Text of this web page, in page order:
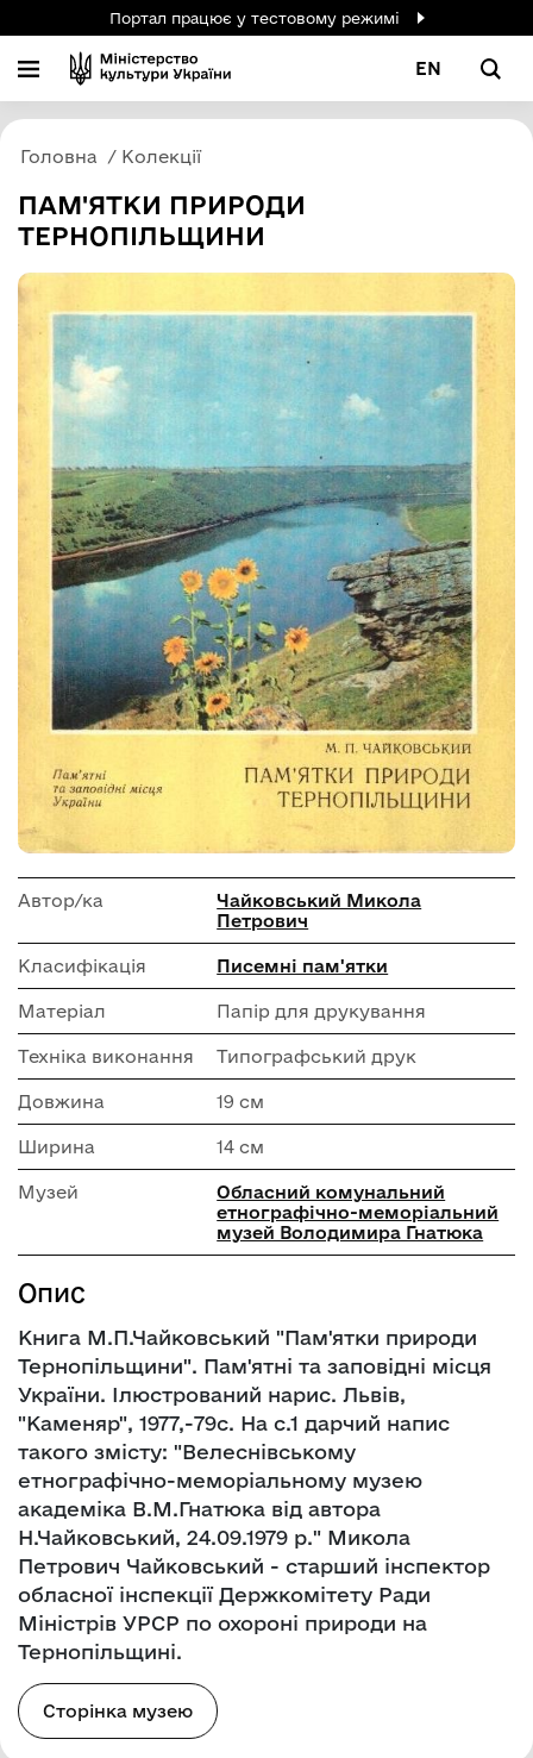
Портал працює у тестовому режимі
EN
Головна Колекції
ПАМ'ЯТКИ ПРИРОДИ
ТЕРНОПІЛЬЩИНИ
Автор/ка
Чайковський Микола
Петрович
Класифікація Писемні пам'ятки
Матеріал Папір для друкування
Техніка виконання Типографський друк
Довжина 19 см
Ширина 14 см
Музей
Обласний комунальний
етнографічно-меморіальний
музей Володимира Гнатюка
Опис
Книга М.П.Чайковський "Пам'ятки природи
Тернопільщини". Пам'ятні та заповідні місця
України. Ілюстрований нарис. Львів,
"Каменяр", 1977,-79с. На с.1 дарчий напис
такого змісту: "Велеснівському
eтнографічно-меморіальному музею
академіка В.М.Гнатюка від автора
Н.Чайковський, 24.09.1979 р." Микола
Петрович Чайковський - старший інспектор
обласної інспекції Держкомітету Ради
Міністрів УРСР по охороні природи на
Тернопільщині.
Сторінка музею